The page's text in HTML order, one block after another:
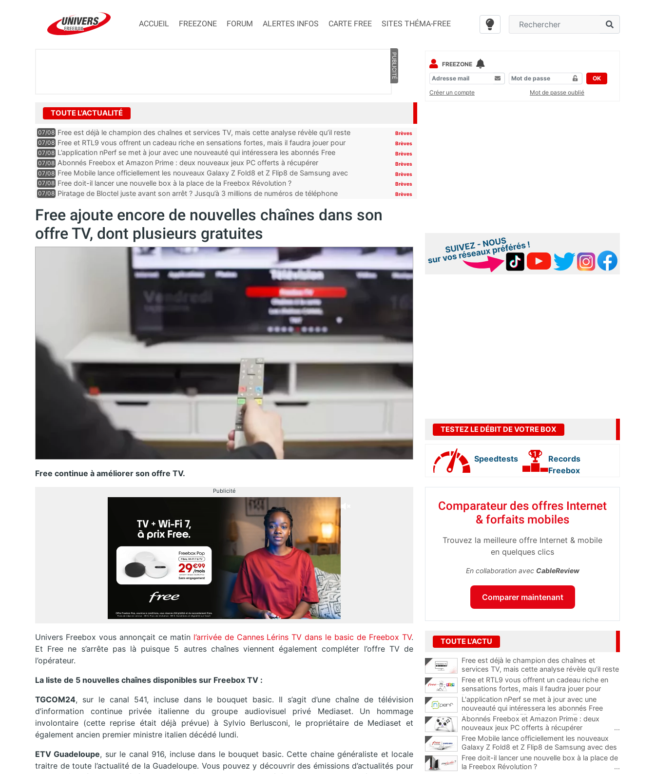
ACCUEIL FREEZONE FORUM ALERTES INFOS CARTE FREE SITES THÉMA-FREE
PUBLICITÉ
TOUTE L'ACTUALITÉ
07/08 Free est déjà le champion des chaînes et services TV, mais cette analyse révèle qu’il reste
encore au moin...
Brèves
07/08 Free et RTL9 vous offrent un cadeau riche en sensations fortes, mais il faudra jouer pour
l’obtenir
Brèves
07/08 L’application nPerf se met à jour avec une nouveauté qui intéressera les abonnés Free
Mobile, Orange, SFR ...
Brèves
07/08 Abonnés Freebox et Amazon Prime : deux nouveaux jeux PC offerts à récupérer Brèves
07/08 Free Mobile lance officiellement les nouveaux Galaxy Z Fold8 et Z Flip8 de Samsung avec
des promos et des cadeaux
Brèves
07/08 Free doit-il lancer une nouvelle box à la place de la Freebox Révolution ? Brèves
07/08 Piratage de Bloctel juste avant son arrêt ? Jusqu’à 3 millions de numéros de téléphone
Brèves
Free ajoute encore de nouvelles chaînes dans son
offre TV, dont plusieurs gratuites
Free continue à améliorer son offre TV.
Publicité
Univers Freebox vous annonçait ce matin l’arrivée de Cannes Lérins TV dans le basic de Freebox TV.
Et Free ne s’arrête pas là puisque 5 autres chaînes viennent également compléter l’offre TV de
l’opérateur.
La liste de 5 nouvelles chaînes disponibles sur Freebox TV :
TGCOM24, sur le canal 541, incluse dans le bouquet basic. Il s’agit d’une chaîne de télévision
d’information continue privée italienne du groupe audiovisuel privé Mediaset. Un hommage
involontaire (cette reprise était déjà prévue) à Sylvio Berlusconi, le propriétaire de Mediaset et
également ancien premier ministre italien décédé lundi.
ETV Guadeloupe, sur le canal 916, incluse dans le bouquet basic. Cette chaine généraliste et locale
traitre de toute l’actualité de la Guadeloupe. Vous pouvez y découvrir des émissions d’actualités pour
FREEZONE
OK
Créer un compte
Mot de passe oublié
TESTEZ LE DÉBIT DE VOTRE BOX
Speedtests
Records
Freebox
Comparateur des offres Internet
& forfaits mobiles
Trouvez la meilleure offre Internet & mobile
en quelques clics
En collaboration avec CableReview
Comparer maintenant
TOUTE L'ACTU
Free est déjà le champion des chaînes et
services TV, mais cette analyse révèle qu'il reste
encore au moins 141 ajouts possibles
Free et RTL9 vous offrent un cadeau riche en
sensations fortes, mais il faudra jouer pour
l'obtenir
L'application nPerf se met à jour avec une
nouveauté qui intéressera les abonnés Free
Mobile, Orange, SFR et Bouygues Telecom
Abonnés Freebox et Amazon Prime : deux
nouveaux jeux PC offerts à récupérer
...
Free Mobile lance officiellement les nouveaux
Galaxy Z Fold8 et Z Flip8 de Samsung avec des
promos et des cadeaux
...
Free doit-il lancer une nouvelle box à la place de
la Freebox Révolution ?
...